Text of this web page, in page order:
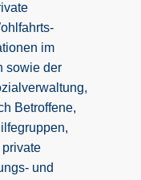
im
sowie der
Betroffene,
und